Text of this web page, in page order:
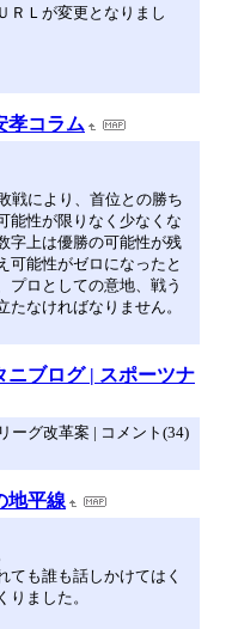
ＲＬが変更となりまし
孝コラム
戦により、首位との勝ち
能性が限りなく少なくな
字上は優勝の可能性が残
可能性がゼロになったと
プロとしての意地、戦う
なければなりません。
ニブログ | スポーツナ
ーグ改革案 | コメント(34)
地平線
ても誰も話しかけてはく
ました。